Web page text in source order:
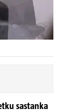
sastanka